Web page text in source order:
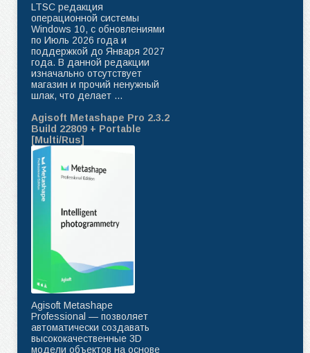
LTSC редакция
операционной системы
Windows 10, с обновлениями
по Июль 2026 года и
поддержкой до Января 2027
года. В данной редакции
изначально отсутствует
магазин и прочий ненужный
шлак, что делает ...
Agisoft Metashape Pro 2.3.2
Build 22809 + Portable
[Multi/Rus]
Agisoft Metashape
Professional — позволяет
автоматически создавать
высококачественные 3D
модели объектов на основе